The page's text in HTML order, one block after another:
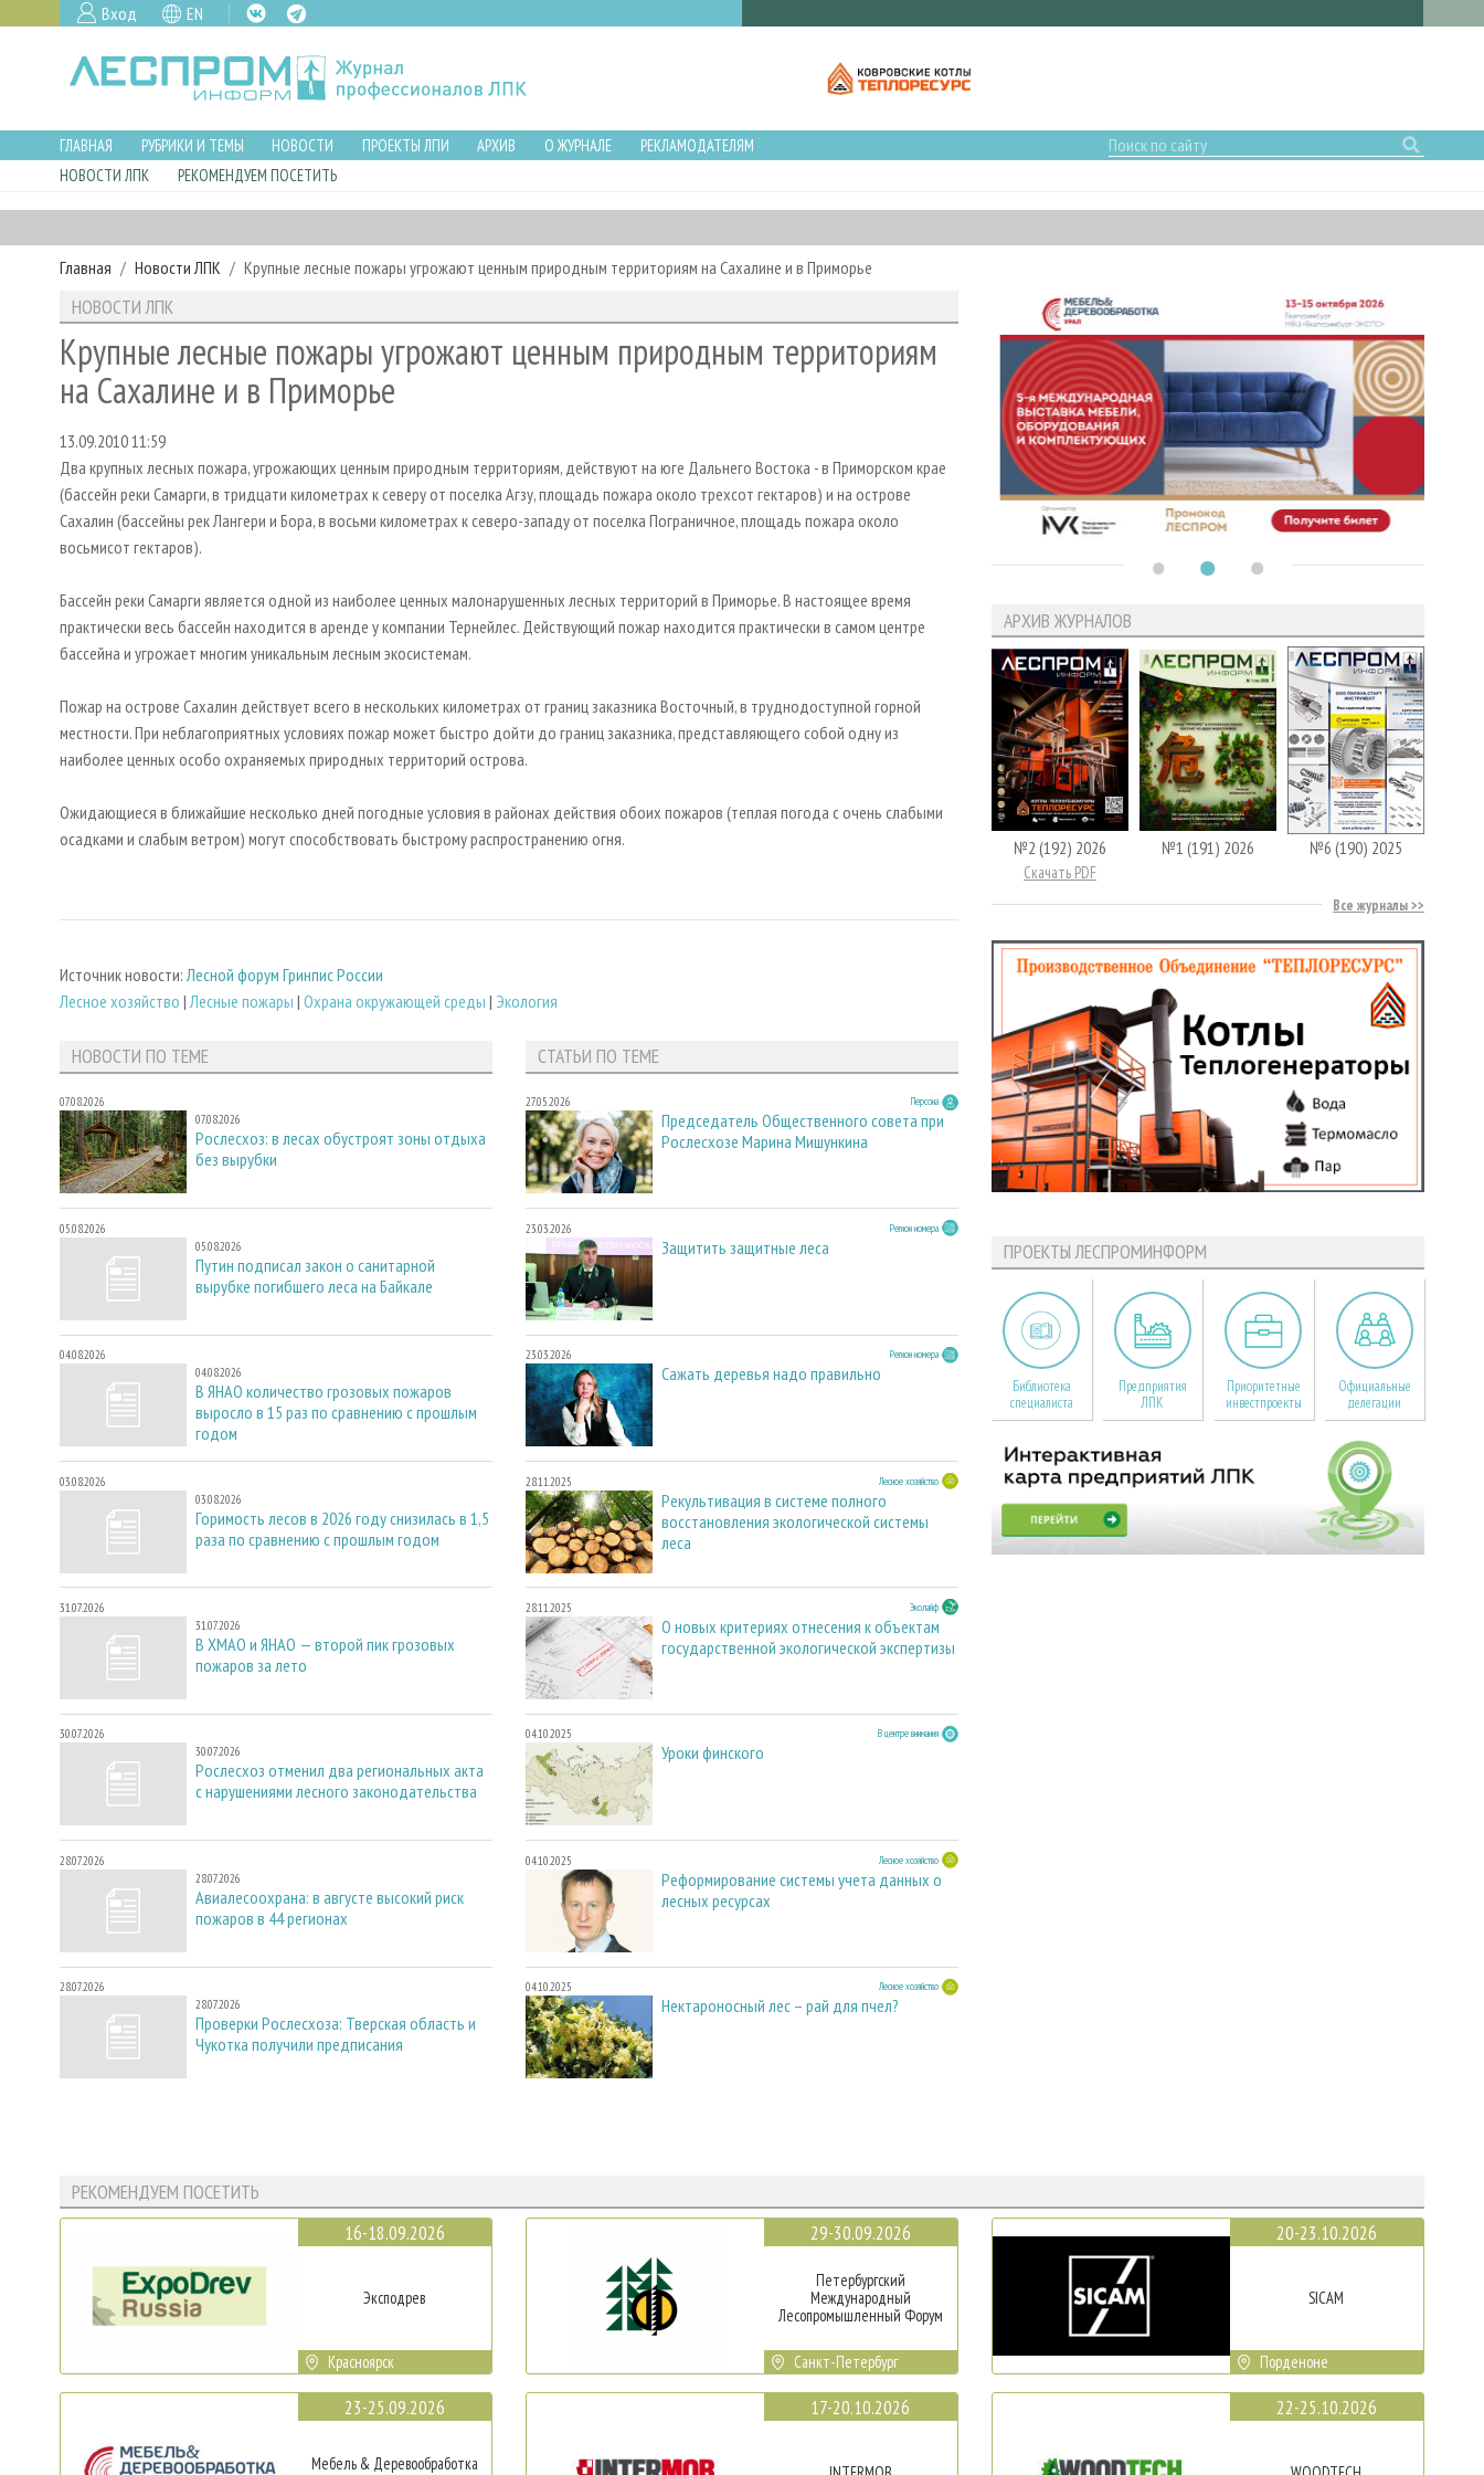
Вход EN
ГЛАВНАЯ РУБРИКИ И ТЕМЫ НОВОСТИ ПРОЕКТЫ ЛПИ АРХИВ О ЖУРНАЛЕ
РЕКЛАМОДАТЕЛЯМ
НОВОСТИ ЛПК
РЕКОМЕНДУЕМ ПОСЕТИТЬ
Главная Новости ЛПК Крупные лесные пожары угрожают ценным природным территориям на Сахалине и в Приморье
НОВОСТИ ЛПК
Крупные лесные пожары угрожают ценным природным территориям
на Сахалине и в Приморье
13.09.2010 11:59
Два крупных лесных пожара, угрожающих ценным природным территориям, действуют на юге Дальнего Востока - в Приморском крае
(бассейн реки Самарги, в тридцати километрах к северу от поселка Агзу, площадь пожара около трехсот гектаров) и на острове
Сахалин (бассейны рек Лангери и Бора, в восьми километрах к северо-западу от поселка Пограничное, площадь пожара около
восьмисот гектаров).
Бассейн реки Самарги является одной из наиболее ценных малонарушенных лесных территорий в Приморье. В настоящее время
практически весь бассейн находится в аренде у компании Тернейлес. Действующий пожар находится практически в самом центре
бассейна и угрожает многим уникальным лесным экосистемам.
Пожар на острове Сахалин действует всего в нескольких километрах от границ заказника Восточный, в труднодоступной горной
местности. При неблагоприятных условиях пожар может быстро дойти до границ заказника, представляющего собой одну из
наиболее ценных особо охраняемых природных территорий острова.
Ожидающиеся в ближайшие несколько дней погодные условия в районах действия обоих пожаров (теплая погода с очень слабыми
осадками и слабым ветром) могут способствовать быстрому распространению огня.
Источник новости: Лесной форум Гринпис России
Лесное хозяйство | Лесные пожары | Охрана окружающей среды | Экология
НОВОСТИ ПО ТЕМЕ
07.08.2026
07.08.2026
Рослесхоз: в лесах обустроят зоны отдыха
без вырубки
05.08.2026
05.08.2026
Путин подписал закон о санитарной
вырубке погибшего леса на Байкале
04.08.2026
04.08.2026
В ЯНАО количество грозовых пожаров
выросло в 15 раз по сравнению с прошлым
годом
03.08.2026
03.08.2026
Горимость лесов в 2026 году снизилась в 1,5
раза по сравнению с прошлым годом
31.07.2026
31.07.2026
В ХМАО и ЯНАО — второй пик грозовых
пожаров за лето
30.07.2026
30.07.2026
Рослесхоз отменил два региональных акта
с нарушениями лесного законодательства
28.07.2026
28.07.2026
Авиалесоохрана: в августе высокий риск
пожаров в 44 регионах
28.07.2026
28.07.2026
Проверки Рослесхоза: Тверская область и
Чукотка получили предписания
СТАТЬИ ПО ТЕМЕ
27.05.2026 Персона
Председатель Общественного совета при
Рослесхозе Марина Мишункина
23.03.2026 Регион номера
Защитить защитные леса
23.03.2026 Регион номера
Сажать деревья надо правильно
28.11.2025 Лесное хозяйство
Рекультивация в системе полного
восстановления экологической системы
леса
28.11.2025 Эколайф
О новых критериях отнесения к объектам
государственной экологической экспертизы
04.10.2025 В центре внимания
Уроки финского
04.10.2025 Лесное хозяйство
Реформирование системы учета данных о
лесных ресурсах
04.10.2025 Лесное хозяйство
Нектароносный лес – рай для пчел?
АРХИВ ЖУРНАЛОВ
№2 (192) 2026
Скачать PDF
№1 (191) 2026 №6 (190) 2025
Все журналы
ПРОЕКТЫ ЛЕСПРОМИНФОРМ
Библиотека
специалиста
Предприятия
ЛПК
Приоритетные
инвестпроекты
Официальные
делегации
РЕКОМЕНДУЕМ ПОСЕТИТЬ
16-18.09.2026
Эксподрев
Красноярск
23-25.09.2026
Мебель & Деревообработка
29-30.09.2026
Петербургский
Международный
Лесопромышленный Форум
Санкт-Петербург
17-20.10.2026
20-23.10.2026
SICAM
Порденоне
22-25.10.2026